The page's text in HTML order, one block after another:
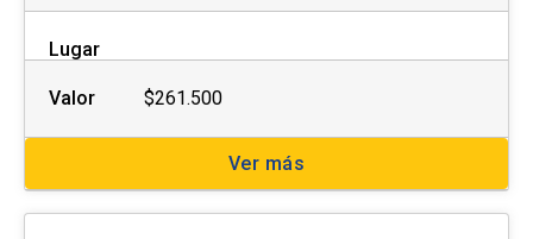
Lugar
Valor $261.500
Ver más